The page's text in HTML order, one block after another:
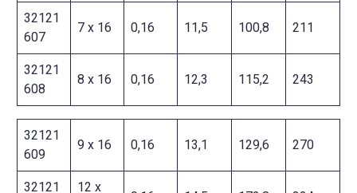
32121
607
7 x 16 0,16 11,5 100,8 211
32121
608
8 x 16 0,16 12,3 115,2 243
32121
609
9 x 16 0,16 13,1 129,6 270
32121 12 x